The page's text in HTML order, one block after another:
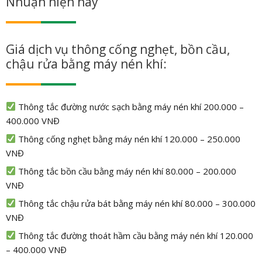
Giá dịch vụ thông cống nghẹt, bồn cầu,
chậu rửa bằng máy nén khí:
Thông tắc đường nước sạch bằng máy nén khí 200.000 –
400.000 VNĐ
Thông cống nghẹt bằng máy nén khí 120.000 – 250.000
VNĐ
Thông tắc bồn cầu bằng máy nén khí 80.000 – 200.000
VNĐ
Thông tắc chậu rửa bát bằng máy nén khí 80.000 – 300.000
VNĐ
Thông tắc đường thoát hầm cầu bằng máy nén khí 120.000
– 400.000 VNĐ